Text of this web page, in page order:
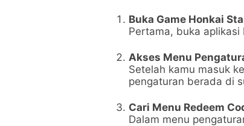
Buka Game Honkai
Pertama, buka aplikasi
Akses Menu
Setelah kamu masuk
pengaturan berada di
Cari Menu Redeem
Dalam menu